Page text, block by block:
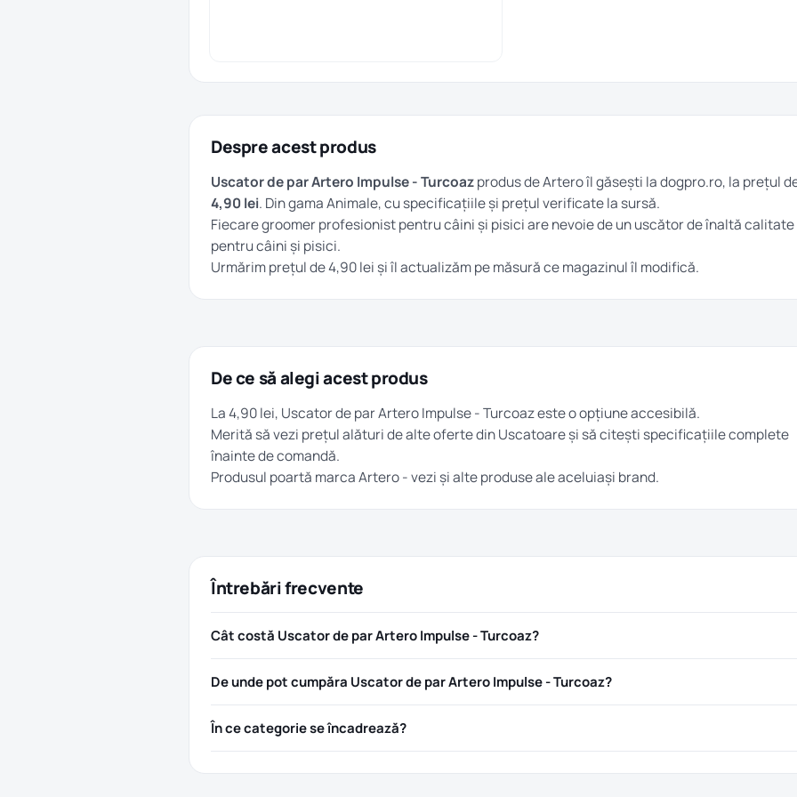
Despre acest produs
Uscator de par Artero Impulse - Turcoazprodus de Artero îl găsești la dogpro.ro, la prețul
4,90 lei. Din gamaAnimale, cu specificațiile și prețul verificate la sursă.
Fiecare groomer profesionist pentru câini și pisici are nevoie de un uscător de înaltă calitate
pentru câini și pisici.
Urmărim prețul de 4,90 lei și îl actualizăm pe măsură ce magazinul îl modifică.
De ce să alegi acest produs
La 4,90 lei, Uscator de par Artero Impulse - Turcoaz este o opțiune accesibilă.
Merită să vezi prețul alături de alte oferte dinUscatoareși să citești specificațiile complete
înainte de comandă.
Produsul poartă marcaArtero- vezi și alte produse ale aceluiași brand.
Întrebări frecvente
Cât costă Uscator de par Artero Impulse - Turcoaz?
De unde pot cumpăra Uscator de par Artero Impulse - Turcoaz?
În ce categorie se încadrează?